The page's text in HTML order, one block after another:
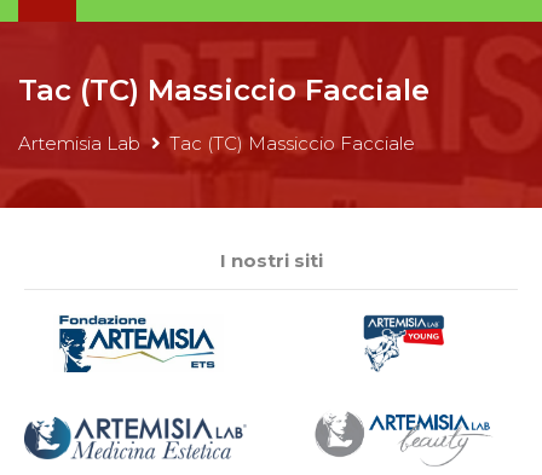
Tac (TC) Massiccio Facciale
Artemisia Lab Tac (TC) Massiccio Facciale
I nostri siti